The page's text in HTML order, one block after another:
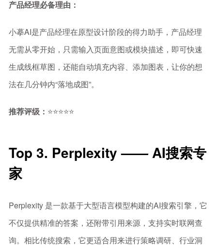
产品经理必备理由：
小摹AI是产品经理在原型设计阶段的得力助手，产品经理
无需从零开始，只需输入页面意图或模块描述，即可快速
生成线框草图，还能自动填充内容、添加图表，让你的想
法在几分钟内“落地成图”。
推荐评级： ⭐⭐⭐⭐⭐
Top 3. Perplexity —— AI搜索专
家
Perplexity 是一款基于大型语言模型构建的AI搜索引擎，它
不仅提供精准的答案，还附带引用来源，支持实时联网查
询。相比传统搜索，它更适合用来进行策略调研、行业洞